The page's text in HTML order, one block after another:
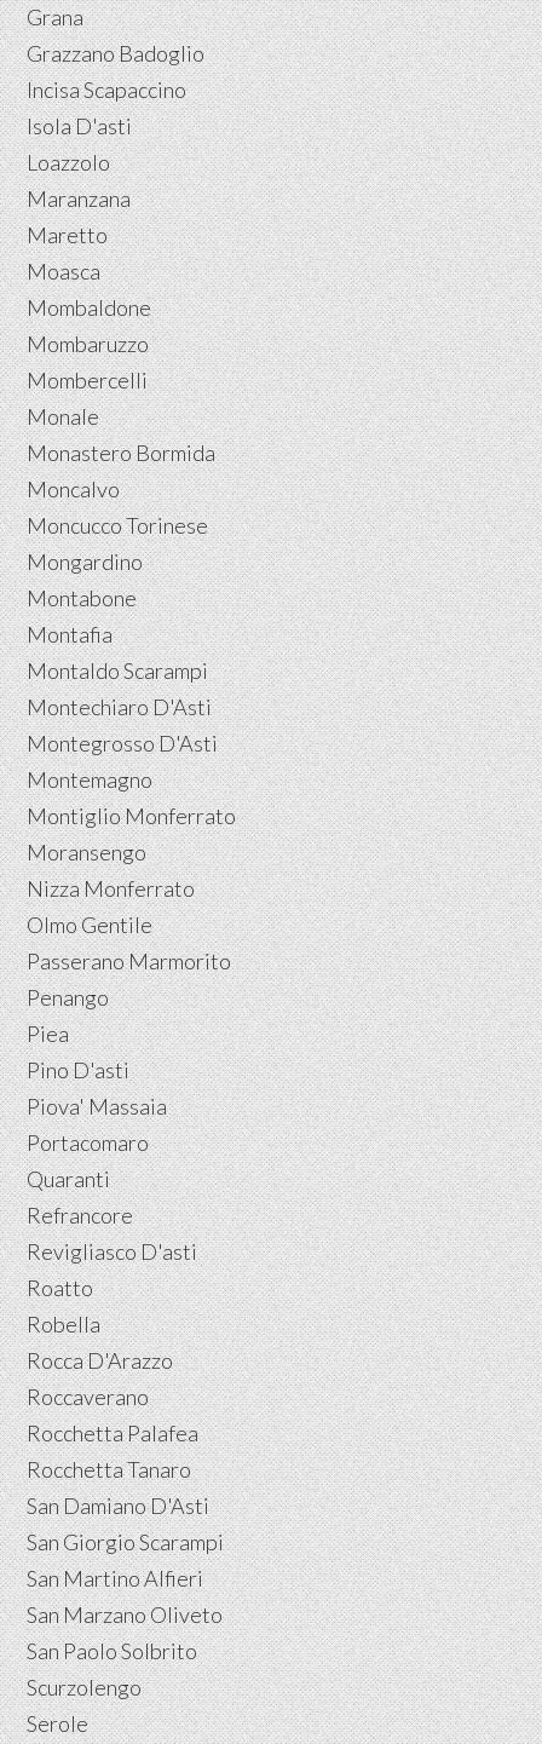
Grana
Grazzano Badoglio
Incisa Scapaccino
Isola D'asti
Loazzolo
Maranzana
Maretto
Moasca
Mombaldone
Mombaruzzo
Mombercelli
Monale
Monastero Bormida
Moncalvo
Moncucco Torinese
Mongardino
Montabone
Montafia
Montaldo Scarampi
Montechiaro D'Asti
Montegrosso D'Asti
Montemagno
Montiglio Monferrato
Moransengo
Nizza Monferrato
Olmo Gentile
Passerano Marmorito
Penango
Piea
Pino D'asti
Piova' Massaia
Portacomaro
Quaranti
Refrancore
Revigliasco D'asti
Roatto
Robella
Rocca D'Arazzo
Roccaverano
Rocchetta Palafea
Rocchetta Tanaro
San Damiano D'Asti
San Giorgio Scarampi
San Martino Alfieri
San Marzano Oliveto
San Paolo Solbrito
Scurzolengo
Serole